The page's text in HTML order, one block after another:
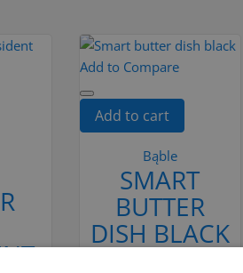
Add to Compare
Add to cart
Bąble
SMART
BUTTER
DISH BLACK